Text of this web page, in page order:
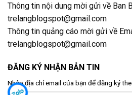
Thông tin nội dung mời gửi về Ban
trelangblogspot@gmail.com
Thông tin quảng cáo mời gửi về
trelangblogspot@gmail.com
ĐĂNG KÝ NHẬN BẢN TIN
Nhập địa chỉ email của bạn để đăng ký